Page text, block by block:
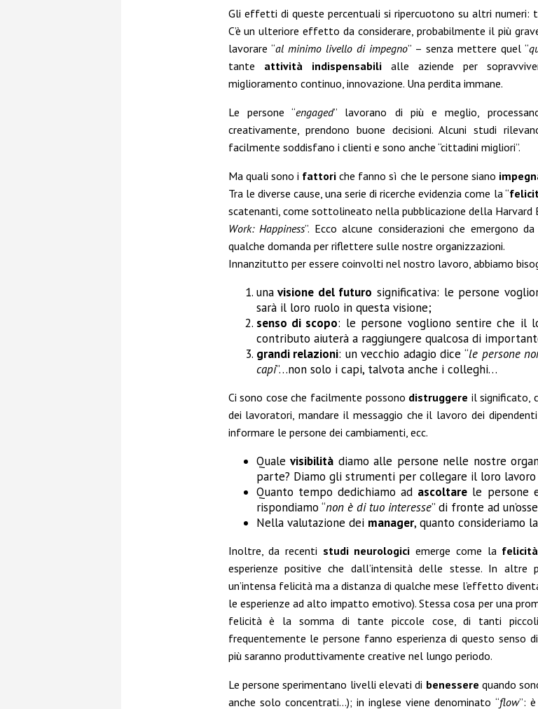
Gli effetti di queste percentuali si ripercuotono su altri numeri:
C’è un ulteriore effetto da considerare, probabilmente il più
lavorare “al minimo livello di impegno” – senza mettere quel “
tante attività indispensabilialle aziende per
miglioramento continuo, innovazione. Una perdita immane.
Le persone “engaged” lavorano di più e meglio,
creativamente, prendono buone decisioni. Alcuni studi
facilmente soddisfano i clienti e sono anche “cittadini migliori”.
Ma quali sono i fattori che fanno sì che le persone siano
Tra le diverse cause, una serie di ricerche evidenzia come la “
scatenanti, come sottolineato nella pubblicazione della Harvard
Work: Happiness”. Ecco alcune considerazioni che emergono
qualche domanda per riflettere sulle nostre organizzazioni.
Innanzitutto per essere coinvolti nel nostro lavoro, abbiamo
unavisione del futuro significativa: le persone
sarà il loro ruolo in questa visione;
senso di scopo: le persone vogliono sentire che il
contributo aiuterà a raggiungere qualcosa di
grandi relazioni: un vecchio adagio dice “le persone
capi”…non solo i capi, talvota anche i colleghi…
Ci sono cose che facilmente possono distruggere il significato,
dei lavoratori, mandare il messaggio che il lavoro dei
informare le persone dei cambiamenti, ecc.
Quale visibilità diamo alle persone nelle nostre
parte? Diamo gli strumenti per collegare il loro
Quanto tempo dedichiamo ad ascoltare le persone
rispondiamo “non è di tuo interesse” di fronte ad
Nella valutazione dei manager, quanto consideriamo
Inoltre, da recenti studi neurologici emerge come la felicità
esperienze positive che dall’intensità delle stesse. In
un’intensa felicità ma a distanza di qualche mese l’effetto
le esperienze ad alto impatto emotivo). Stessa cosa per una
felicità è la somma di tante piccole cose, di tanti
frequentemente le persone fanno esperienza di questo senso
più saranno produttivamente creative nel lungo periodo.
Le persone sperimentano livelli elevati di benessere quando
anche solo concentrati…); in inglese viene denominato “flow”: